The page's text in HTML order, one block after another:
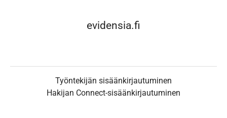
evidensia.fi
Työntekijän sisäänkirjautuminen
Hakijan Connect-sisäänkirjautuminen